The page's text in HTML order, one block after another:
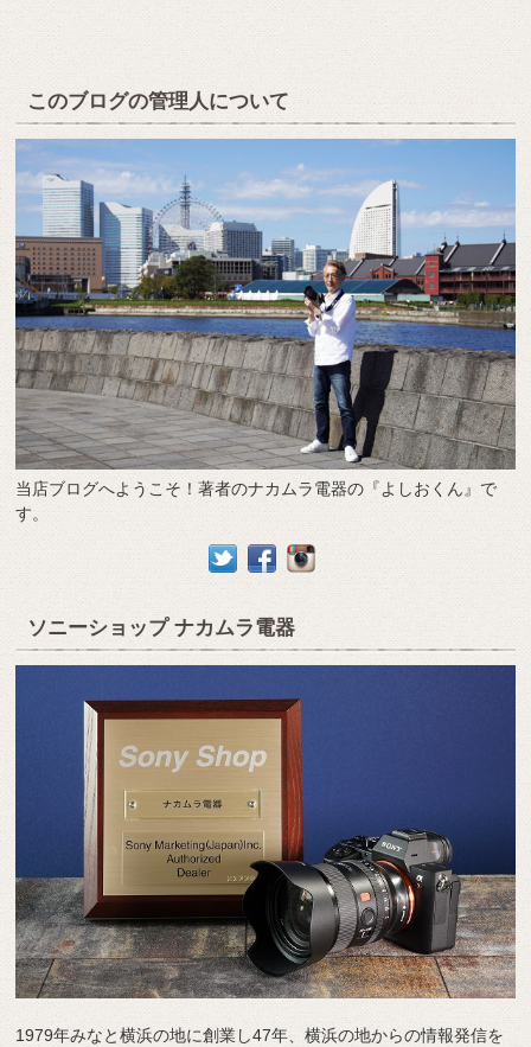
このブログの管理人について
当店ブログへようこそ！著者のナカムラ電器の『よしおくん』で
す。
ソニーショップ ナカムラ電器
1979年みなと横浜の地に創業し47年、横浜の地からの情報発信を